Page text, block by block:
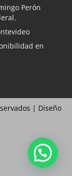
Perón
en
| Diseño